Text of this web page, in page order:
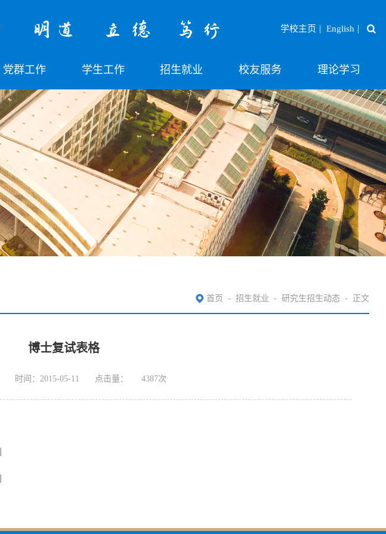
学校主页 | English |
党群工作 学生工作 招生就业 校友服务 理论学习
首页 - 招生就业 - 研究生招生动态 - 正文
博士复试表格
时间：2015-05-11 点击量： 4387次